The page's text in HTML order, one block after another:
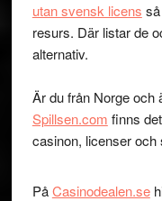
utan svensk licens
resurs. Där listar de
alternativ.
Är du från Norge och
Spillsen.com finns
casinon, licenser och
PåCasinodealen.se